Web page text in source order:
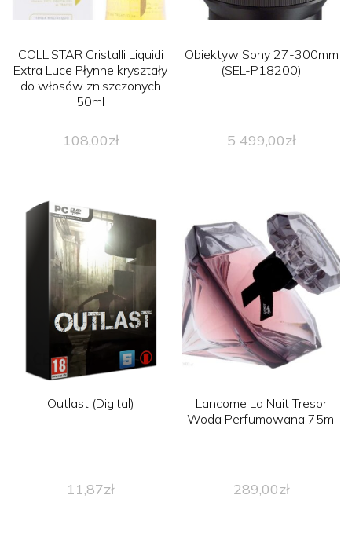
COLLISTAR Cristalli Liquidi
Extra Luce Płynne kryształy
do włosów zniszczonych
50ml
108,00zł
Obiektyw Sony 27-300mm
(SEL-P18200)
5 499,00zł
Outlast (Digital)
11,87zł
Lancome La Nuit Tresor
Woda Perfumowana 75ml
289,00zł